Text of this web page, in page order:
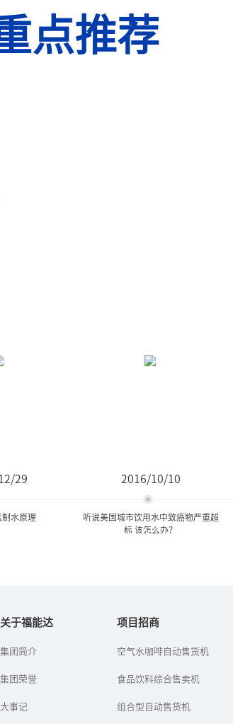
点推荐
29
水原理
想到如今
，黑科
2016/10/10
听说美国城市饮用水中致癌物严重超
标 该怎么办？
最近，一篇《可怕! 洛杉
重超标 2亿人受肺癌"致
传播起...
关于福能达
集团简介
集团荣誉
大事记
项目招商
空气水咖啡自动售货机
食品饮料综合售卖机
组合型自动售货机